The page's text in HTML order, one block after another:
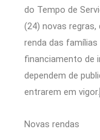
do Tempo de
(24) novas
renda das
financiamento de
dependem de
entrarem em vigor.
Novas rendas